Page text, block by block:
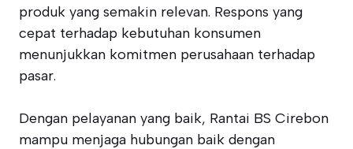
produk yang semakin relevan. Respons yang
cepat terhadap kebutuhan konsumen
menunjukkan komitmen perusahaan terhadap
pasar.
Dengan pelayanan yang baik, Rantai BS Cirebon
mampu menjaga hubungan baik dengan